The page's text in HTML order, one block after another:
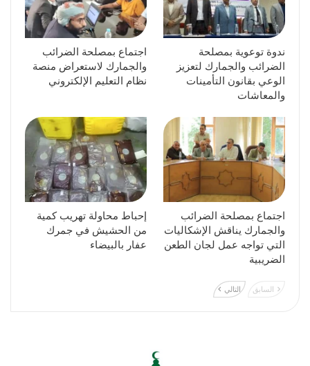
ندوة توعوية بمصلحة
الضرائب والجمارك لتعزيز
الوعي بقانون التأمينات
والمعاشات
اجتماع بمصلحة الضرائب
والجمارك لاستعراض منصة
نظام التعليم الإلكتروني
اجتماع بمصلحة الضرائب
والجمارك يناقش الإشكاليات
التي تواجه عمل لجان الطعن
الضريبية
إحباط محاولة تهريب كمية
من الحشيش في جمرك
عفار بالبيضاء
السابق التالي